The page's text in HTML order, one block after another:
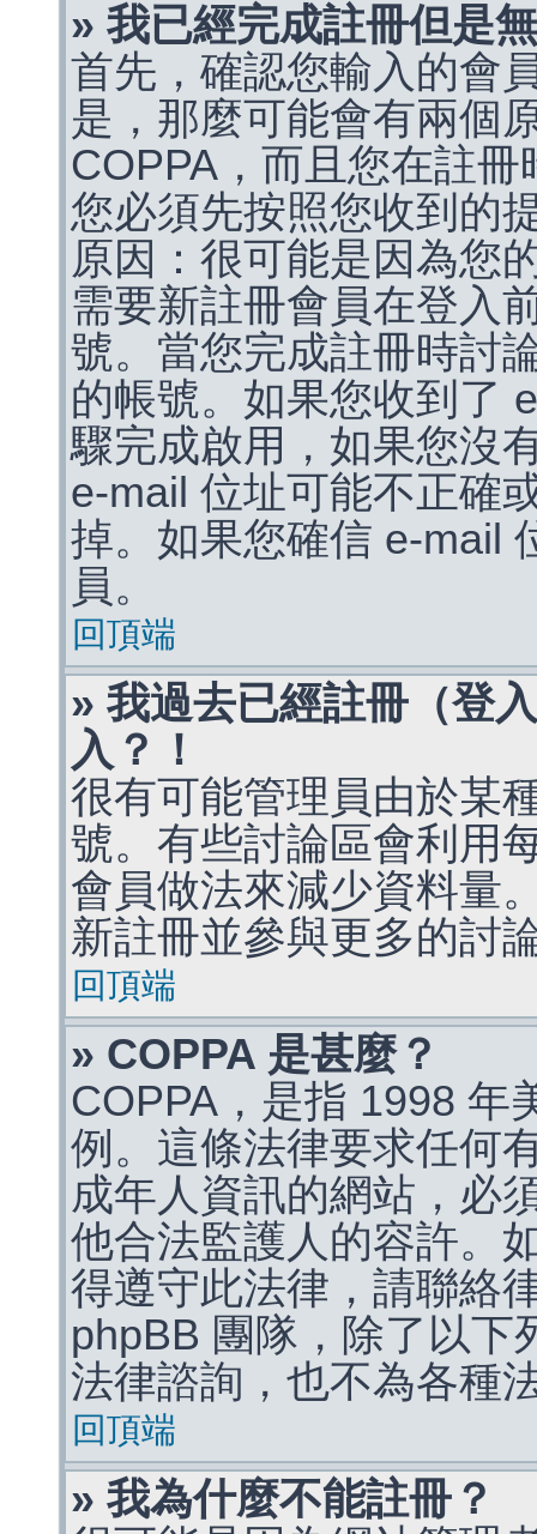
» 我已經完成註冊但是
首先，確認您輸入的會
是，那麼可能會有兩個
COPPA，而且您在註
您必須先按照您收到的
原因：很可能是因為您
需要新註冊會員在登入
號。當您完成註冊時討
的帳號。如果您收到了
驟完成啟用，如果您沒
e-mail 位址可能不正確
掉。如果您確信 e-mail
員。
回頂端
» 我過去已經註冊（登
入？！
很有可能管理員由於某
號。有些討論區會利用
會員做法來減少資料量
新註冊並參與更多的討
回頂端
» COPPA 是甚麼？
COPPA，是指 1998 年
例。這條法律要求任何
成年人資訊的網站，必
他合法監護人的容許。
得遵守此法律，請聯絡
phpBB 團隊，除了以下
法律諮詢，也不為各種
回頂端
» 我為什麼不能註冊？